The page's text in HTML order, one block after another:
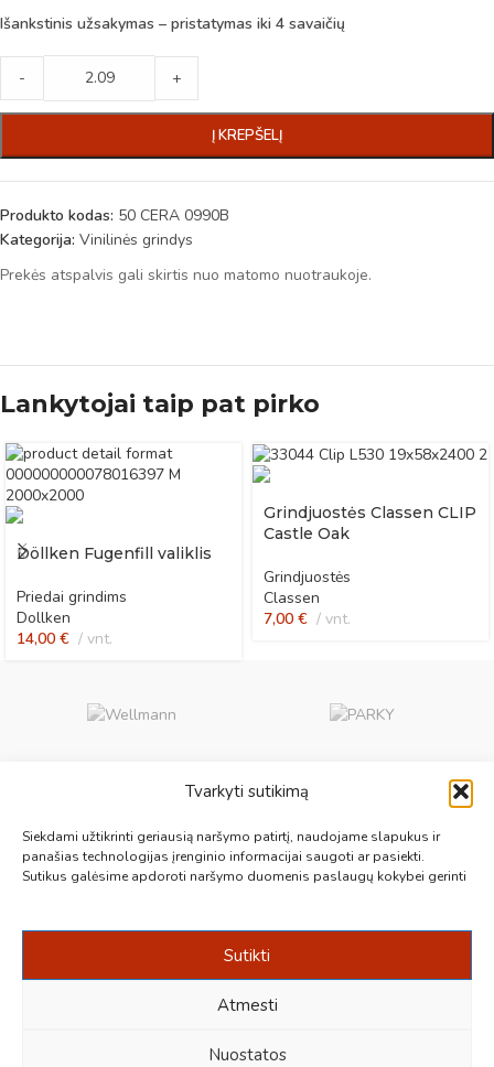
Tvarkyti sutikimą
Siekdami užtikrinti geriausią naršymo patirtį, naudojame slapukus ir
panašias technologijas įrenginio informacijai saugoti ar pasiekti.
Sutikus galėsime apdoroti naršymo duomenis paslaugų kokybei gerinti
Sutikti
Atmesti
Nuostatos
Išankstinis užsakymas – pristatymas iki 4 savaičių
- +
Į KREPŠELĮ
Produkto kodas: 50 CERA 0990B
Kategorija: Vinilinės grindys
Prekės atspalvis gali skirtis nuo matomo nuotraukoje.
Lankytojai taip pat pirko
Döllken Fugenfill valiklis
Priedai grindims
Dollken
14,00 € vnt.
Grindjuostės Classen CLIP
Castle Oak
Grindjuostės
Classen
7,00 € vnt.
Aukščiausios kokybės medinės, laminuotos, vinilinės grindys, paklotai,
kiliminės plytelės, grindjuostės ir kt. originalios bei kokybiškos prekės
jūsų grindims.
+370 687 19789